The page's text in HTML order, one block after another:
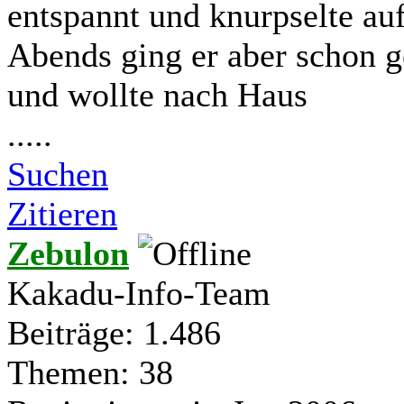
entspannt und knurpselte
Abends ging er aber schon
und wollte nach Haus
.....
Suchen
Zitieren
Zebulon
Kakadu-Info-Team
Beiträge: 1.486
Themen: 38